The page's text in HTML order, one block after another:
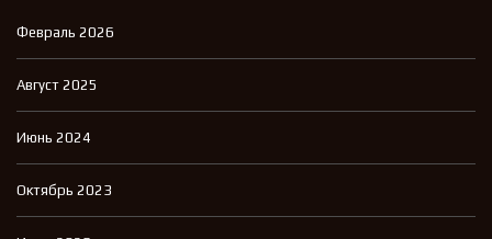
Февраль 2026
Август 2025
Июнь 2024
Октябрь 2023